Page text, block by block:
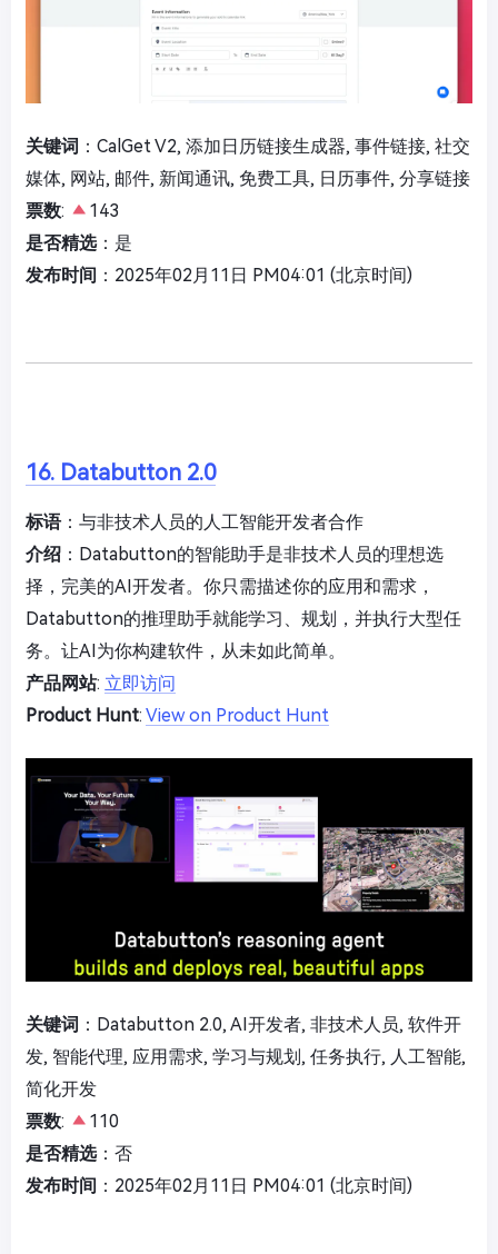
关键词 ：CalGet V2, 添加日历链接生成器, 事件链接, 社交
媒体, 网站, 邮件, 新闻通讯, 免费工具, 日历事件, 分享链接
票数:
143
是否精选：是
发布时间 ：2025年02月11日 PM04:01 (北京时间)
16. Databutton 2.0
标语：与非技术人员的人工智能开发者合作
介绍 ：Databutton的智能助手是非技术人员的理想选
择，完美的AI开发者。你只需描述你的应用和需求，
Databutton的推理助手就能学习、规划，并执行大型任
务。让AI为你构建软件，从未如此简单。
产品网站: 立即访问
Product Hunt: View on Product Hunt
关键词 ：Databutton 2.0, AI开发者, 非技术人员, 软件开
发, 智能代理, 应用需求, 学习与规划, 任务执行, 人工智能,
简化开发
票数:
110
是否精选：否
发布时间 ：2025年02月11日 PM04:01 (北京时间)